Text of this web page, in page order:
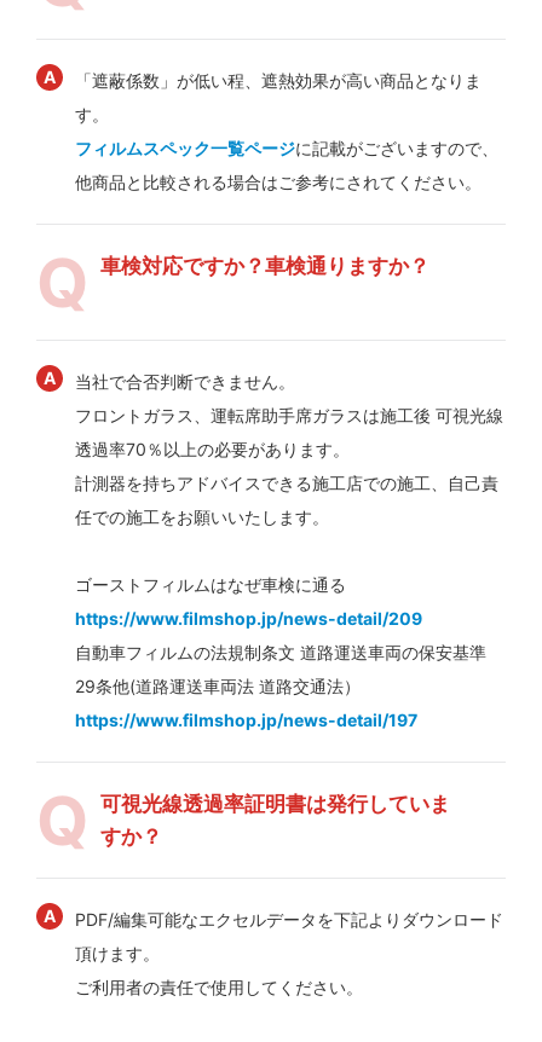
「遮蔽係数」が低い程、遮熱効果が高い商品となりま
す。
フィルムスペック一覧ページに記載がございますので、
他商品と比較される場合はご参考にされてください。
車検対応ですか？車検通りますか？
当社で合否判断できません。
フロントガラス、運転席助手席ガラスは施工後 可視光線
透過率70％以上の必要があります。
計測器を持ちアドバイスできる施工店での施工、自己責
任での施工をお願いいたします。
ゴーストフィルムはなぜ車検に通る
https://www.filmshop.jp/news-detail/209
自動車フィルムの法規制条文 道路運送車両の保安基準
29条他(道路運送車両法 道路交通法）
https://www.filmshop.jp/news-detail/197
可視光線透過率証明書は発行していま
すか？
PDF/編集可能なエクセルデータを下記よりダウンロード
頂けます。
ご利用者の責任で使用してください。